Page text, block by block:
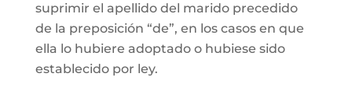
suprimir el apellido del marido precedido
de la preposición “de”, en los casos en que
ella lo hubiere adoptado o hubiese sido
establecido por ley.